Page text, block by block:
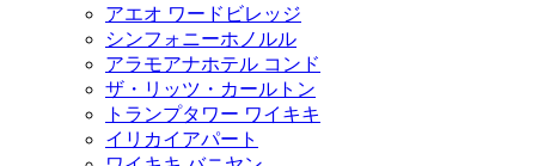
アエオ ワードビレッジ
シンフォニーホノルル
アラモアナホテル コンド
ザ・リッツ・カールトン
トランプタワー ワイキキ
イリカイアパート